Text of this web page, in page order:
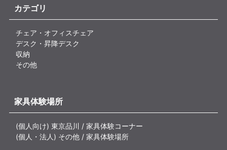
カテゴリ
チェア・オフィスチェア
デスク・昇降デスク
収納
その他
家具体験場所
(個人向け) 東京品川 / 家具体験コーナー
(個人・法人) その他 / 家具体験場所